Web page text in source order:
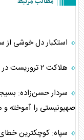
استکبار دل خوشی از
هلاکت ۲ تروریست در درگیری سپاه با یک تیم تروریستی در مریوان
سردار حسن‌زاده:
صهیونیستی را آموخته و
سپاه: کوچکترین